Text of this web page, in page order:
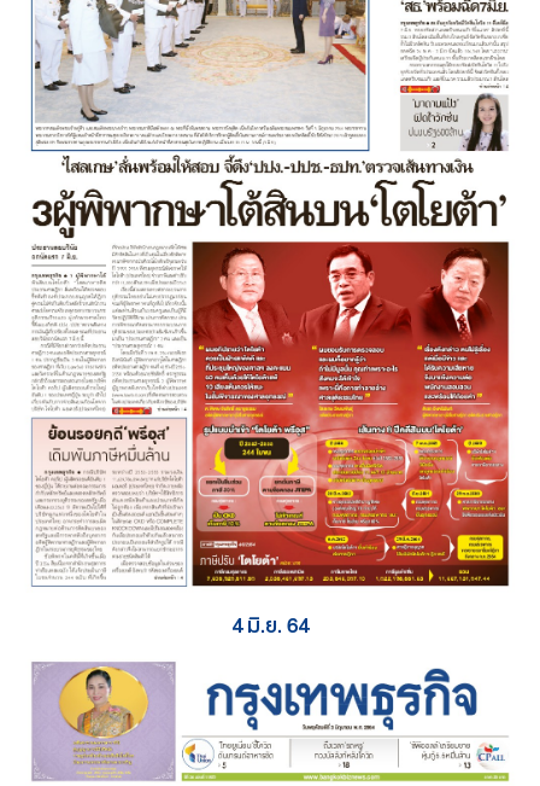
4 มิ.ย. 64